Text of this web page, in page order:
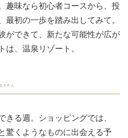
趣味なら初心者コースから、投
最初の一歩を踏み出してみて。
ができて、新たな可能性が広が
は、温泉リゾート。
る週。ショッピングでは、
驚くようなものに出会える予